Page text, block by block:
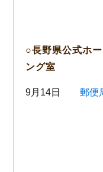
○長野県公式ホ
ング室
9月14日 郵便